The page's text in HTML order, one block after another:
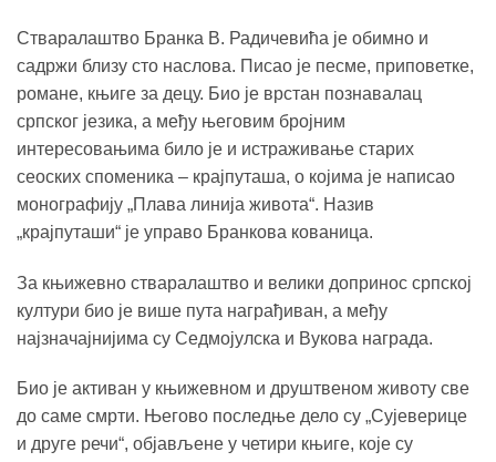
Стваралаштво Бранка В. Радичевића је обимно и
садржи близу сто наслова. Писао је песме, приповетке,
романе, књиге за децу. Био је врстан познавалац
српског језика, а међу његовим бројним
интересовањима било је и истраживање старих
сеоских споменика – крајпуташа, о којима је написао
монографију „Плава линија живота“. Назив
„крајпуташи“ је управо Бранкова кованица.
За књижевно стваралаштво и велики допринос српској
култури био је више пута награђиван, а међу
најзначајнијима су Седмојулска и Вукова награда.
Био је активан у књижевном и друштвеном животу све
до саме смрти. Његово последње дело су „Сујеверице
и друге речи“, објављене у четири књиге, које су